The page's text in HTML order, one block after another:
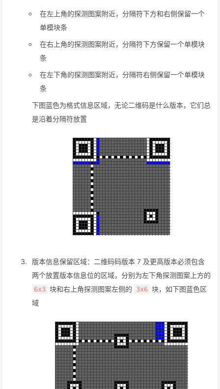
在左上角的探测图案附近，分隔符下方和右侧保留一个
单模块条
在右上角的探测图案附近，分隔符下方保留一个单模块
条
在左下角的探测图案附近，分隔符右侧保留一个单模块
条
下图蓝色为格式信息区域，无论二维码是什么版本，它们总
是沿着分隔符放置
版本信息保留区域：二维码码版本 7 及更高版本必须包含
两个放置版本信息位的区域，分别为左下角探测图案上方的
6x3 块和右上角探测图案左侧的 3x6 块，如下图蓝色区
域